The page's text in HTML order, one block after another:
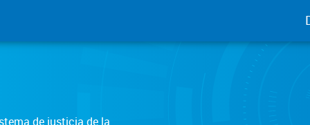
de justicia de la